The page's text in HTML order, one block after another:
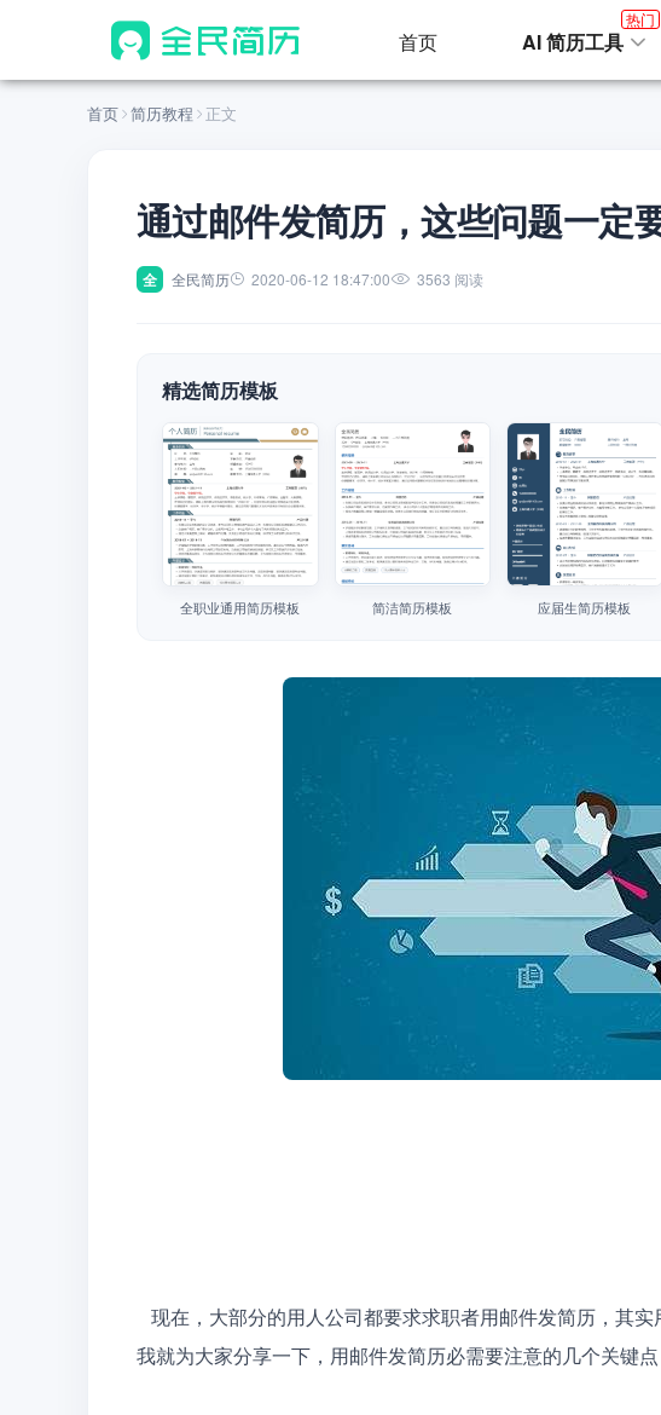
首页 AI 简历工具
热门
首页 简历教程 正文
通过邮件发简历，这些问题一定
全 全民简历 2020-06-12 18:47:00 3563 阅读
精选简历模板
全职业通用简历模板 简洁简历模板 应届生简历模板
我就为大家分享一下，用邮件发简历必需要注意的几个关键